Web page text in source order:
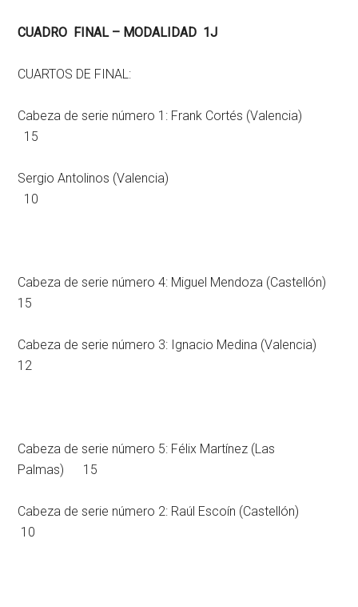
CUADRO FINAL – MODALIDAD 1J
CUARTOS DE FINAL:
Cabeza de serie número 1: Frank Cortés (Valencia)
15
Sergio Antolinos (Valencia)
10
Cabeza de serie número 4: Miguel Mendoza (Castellón)
15
Cabeza de serie número 3: Ignacio Medina (Valencia)
12
Cabeza de serie número 5: Félix Martínez (Las
Palmas) 15
Cabeza de serie número 2: Raúl Escoín (Castellón)
10